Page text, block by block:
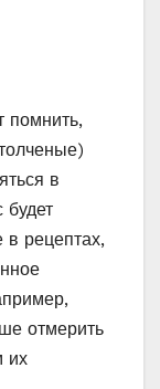
помнить,
в
будет
в рецептах,
отмерить
их